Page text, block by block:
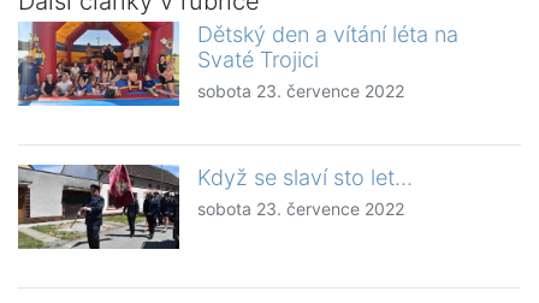
Dětský den a vítání léta na
Svaté Trojici
sobota 23. července 2022
Když se slaví sto let…
sobota 23. července 2022